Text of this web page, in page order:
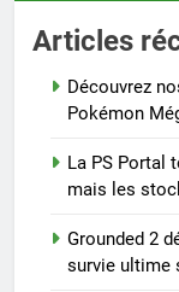
Articles
Découvrez
Pokémon
La PS Portal
mais les
Grounded 2
survie ultime